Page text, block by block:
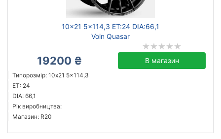
10x21 5x114,3 ET:24 DIA:66,1
Voin Quasar
19200 ₴ В магазин
Типорозмір: 10x21 5x114,3
ET: 24
DIA: 66,1
Рік виробництва:
Магазин: R20